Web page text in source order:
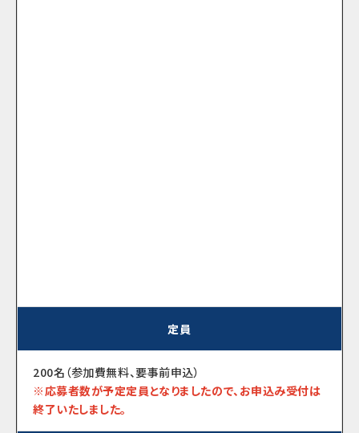
定員
200名（参加費無料、要事前申込）
※応募者数が予定定員となりましたので、お申込み受付は
終了いたしました。